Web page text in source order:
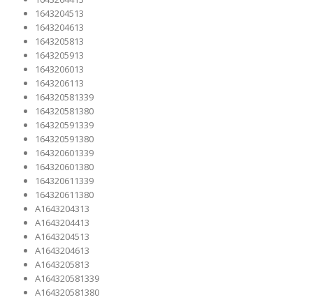
1643204513
1643204613
1643205813
1643205913
1643206013
1643206113
164320581339
164320581380
164320591339
164320591380
164320601339
164320601380
164320611339
164320611380
A1643204313
A1643204413
A1643204513
A1643204613
A1643205813
A164320581339
A164320581380